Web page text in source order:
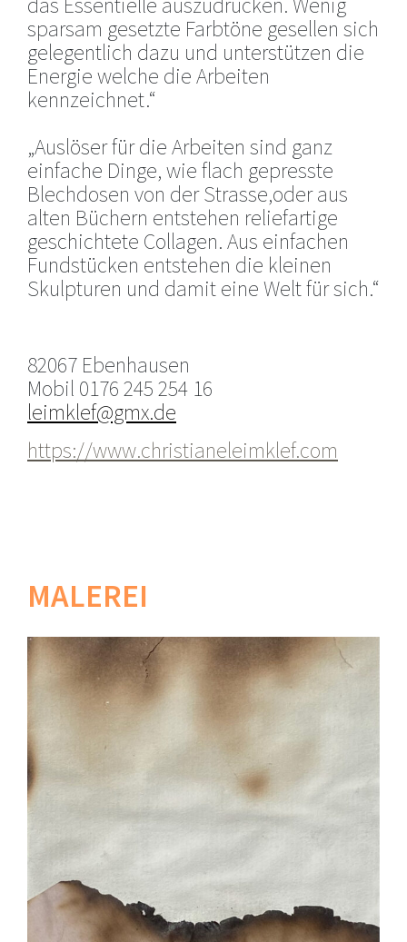
sparsam gesetzte Farbtöne gesellen sich
gelegentlich dazu und unterstützen die
Energie welche die Arbeiten
kennzeichnet.“
„Auslöser für die Arbeiten sind ganz
einfache Dinge, wie flach gepresste
Blechdosen von der Strasse,oder aus
alten Büchern entstehen reliefartige
geschichtete Collagen. Aus einfachen
Fundstücken entstehen die kleinen
Skulpturen und damit eine Welt für sich.“
82067 Ebenhausen
Mobil 0176 245 254 16
leimklef@gmx.de
https://www.christianeleimklef.com
MALEREI